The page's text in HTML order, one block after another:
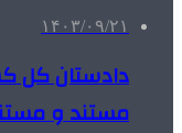
۱۴۰۳/۰۹/۲۱
دادستان کل
مستند و